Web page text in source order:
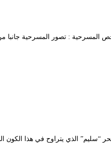
ملخص المسرحية : تصور المسرحية
“سليم” الذي يتراوح في هذا